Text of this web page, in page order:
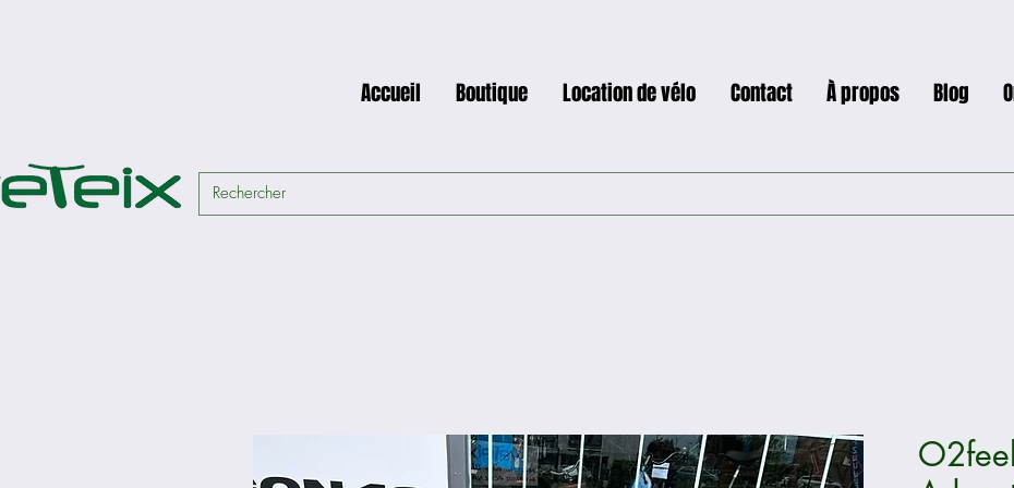
Accueil Boutique Location de vélo Contact À propos Blog